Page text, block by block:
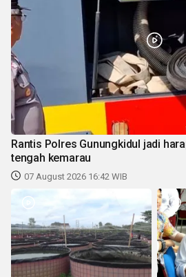
Rantis Polres Gunungkidul jadi
tengah kemarau
07 August 2026 16:42 WIB